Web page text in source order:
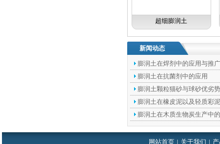
超细膨润土
新闻动态
膨润土在焊剂中的应用与推广
膨润土在抗菌剂中的应用
膨润土颗粒猫砂与球砂优劣
膨润土在橡皮泥以及轻质彩
膨润土在木质生物炭生产中
网站首页 | 关于我们 |